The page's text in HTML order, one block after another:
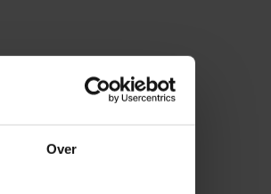
Over